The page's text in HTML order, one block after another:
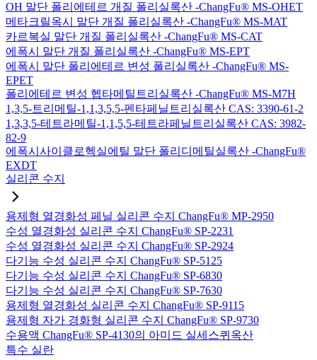
OH 말단 폴리에테르 개질 폴리실록산 -ChangFu® MS-OHET
메타크릴옥시 말단 개질 폴리실록산 -ChangFu® MS-MAT
카르복실 말단 개질 폴리실록산 -ChangFu® MS-CAT
에폭시 말단 개질 폴리실록산 -ChangFu® MS-EPT
에폭시 말단 폴리에테르 변성 폴리실록산 -ChangFu® MS-
EPET
폴리에테르 변성 헵타메틸트리실록산 -ChangFu® MS-M7H
1,3,5-트리메틸-1,1,3,5,5-펜타페닐트리실록산 CAS: 3390-61-2
1,3,3,5-테트라메틸-1,1,5,5-테트라페닐트리실록산 CAS: 3982-
82-9
에폭시사이클로헥실에틸 말단 폴리디메틸실록산 -ChangFu®
EXDT
실리콘 수지
용제형 열경화성 페닐 실리콘 수지 ChangFu® MP-2950
수성 열경화성 실리콘 수지 ChangFu® SP-2231
수성 열경화성 실리콘 수지 ChangFu® SP-2924
다기능 수성 실리콘 수지 ChangFu® SP-5125
다기능 수성 실리콘 수지 ChangFu® SP-6830
다기능 수성 실리콘 수지 ChangFu® SP-7630
용제형 열경화성 실리콘 수지 ChangFu® SP-9115
용제형 자가 경화형 실리콘 수지 ChangFu® SP-9730
수용액 ChangFu® SP-4130의 아미드 실세스퀴옥산
특수 실란